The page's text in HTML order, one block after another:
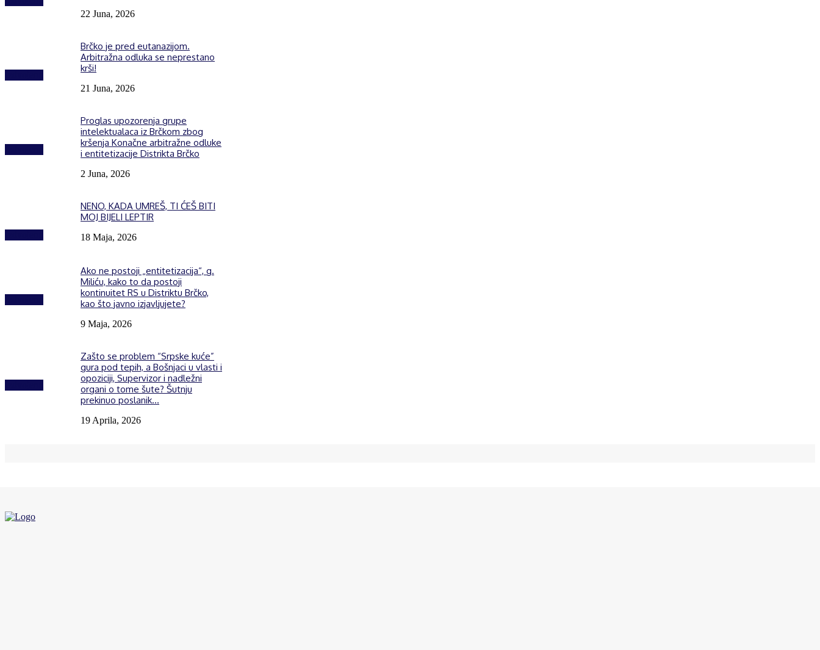
22 Juna, 2026
Brčko je pred eutanazijom.
Arbitražna odluka se neprestano
krši!
21 Juna, 2026
Proglas upozorenja grupe
intelektualaca iz Brčkom zbog
kršenja Konačne arbitražne odluke
i entitetizacije Distrikta Brčko
2 Juna, 2026
NENO, KADA UMREŠ, TI ĆEŠ BITI
MOJ BIJELI LEPTIR
18 Maja, 2026
Ako ne postoji „entitetizacija“, g.
Miliću, kako to da postoji
kontinuitet RS u Distriktu Brčko,
kao što javno izjavljujete?
9 Maja, 2026
Zašto se problem “Srpske kuće”
gura pod tepih, a Bošnjaci u vlasti i
opoziciji, Supervizor i nadležni
organi o tome šute? Šutnju
prekinuo poslanik...
19 Aprila, 2026